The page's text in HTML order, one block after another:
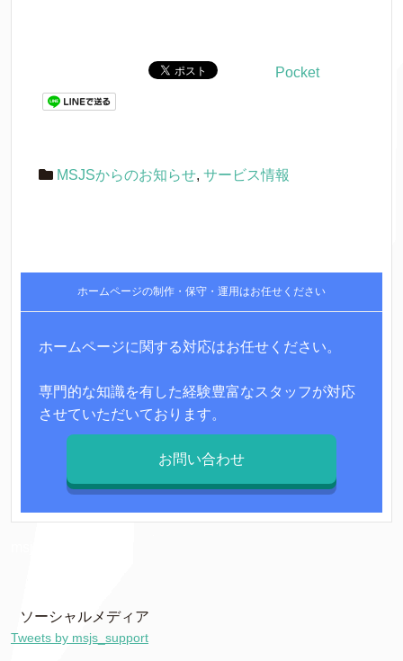
Pocket
MSJSからのお知らせ, サービス情報
ホームページの制作・保守・運用はお任せください
ホームページに関する対応はお任せください。
専門的な知識を有した経験豊富なスタッフが対応
させていただいております。
お問い合わせ
ソーシャルメディア
Tweets by msjs_support